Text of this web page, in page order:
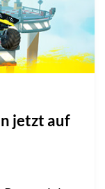
jetzt auf